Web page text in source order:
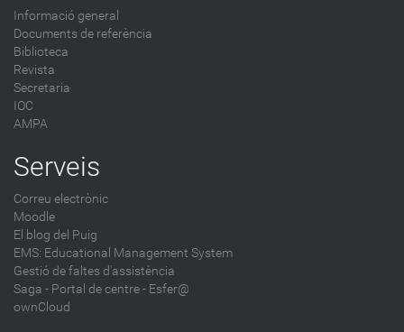
Informació general
Documents de referència
Biblioteca
Revista
Secretaria
IOC
AMPA
Serveis
Correu electrònic
Moodle
El blog del Puig
EMS: Educational Management System
Gestió de faltes d'assistència
Saga - Portal de centre - Esfer@
ownCloud